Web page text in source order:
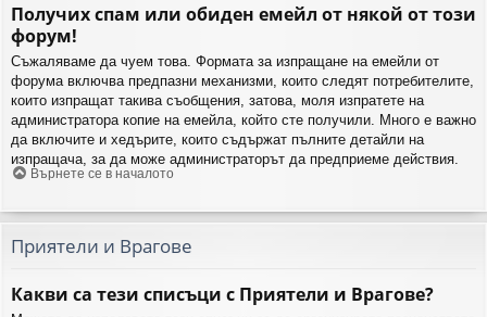
Получих спам или обиден емейл от някой от този
форум!
Съжаляваме да чуем това. Формата за изпращане на емейли от
форума включва предпазни механизми, които следят потребителите,
които изпращат такива съобщения, затова, моля изпратете на
администратора копие на емейла, който сте получили. Много е важно
да включите и хедърите, които съдържат пълните детайли на
изпращача, за да може администраторът да предприеме действия.
Върнете се в началото
Приятели и Врагове
Какви са тези списъци с Приятели и Врагове?